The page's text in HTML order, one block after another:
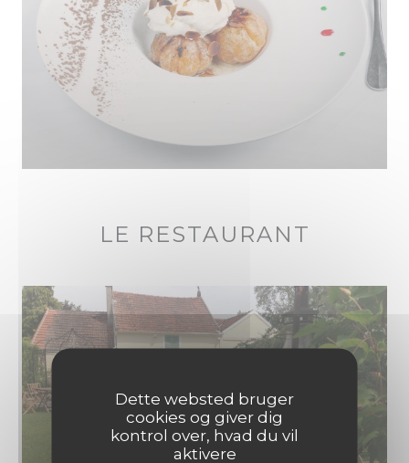
Dette websted bruger
cookies og giver dig
kontrol over, hvad du vil
aktivere
LE RESTAURANT